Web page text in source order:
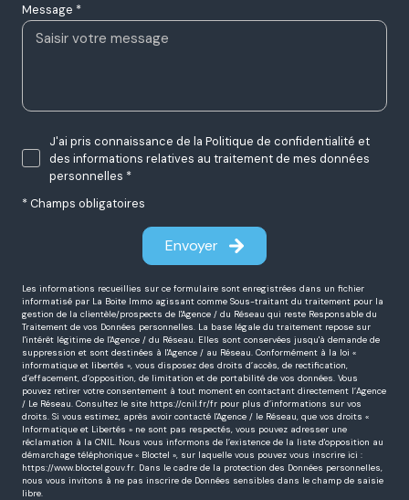
Message *
J'ai pris connaissance de la Politique de confidentialité et
des informations relatives au traitement de mes données
personnelles *
* Champs obligatoires
Envoyer
Les informations recueillies sur ce formulaire sont enregistrées dans un fichier
informatisé par La Boite Immo agissant comme Sous-traitant du traitement pour la
gestion de la clientèle/prospects de l'Agence / du Réseau qui reste Responsable du
Traitement de vos Données personnelles. La base légale du traitement repose sur
l'intérêt légitime de l'Agence / du Réseau. Elles sont conservées jusqu'à demande de
suppression et sont destinées à l'Agence / au Réseau. Conformément à la loi «
informatique et libertés », vous disposez des droits d’accès, de rectification,
d’effacement, d’opposition, de limitation et de portabilité de vos données. Vous
pouvez retirer votre consentement à tout moment en contactant directement l’Agence
/ Le Réseau. Consultez le site https://cnil.fr/fr pour plus d’informations sur vos
droits. Si vous estimez, après avoir contacté l'Agence / le Réseau, que vos droits «
Informatique et Libertés » ne sont pas respectés, vous pouvez adresser une
réclamation à la CNIL. Nous vous informons de l’existence de la liste d'opposition au
démarchage téléphonique « Bloctel », sur laquelle vous pouvez vous inscrire ici :
https://www.bloctel.gouv.fr. Dans le cadre de la protection des Données personnelles,
nous vous invitons à ne pas inscrire de Données sensibles dans le champ de saisie
libre.